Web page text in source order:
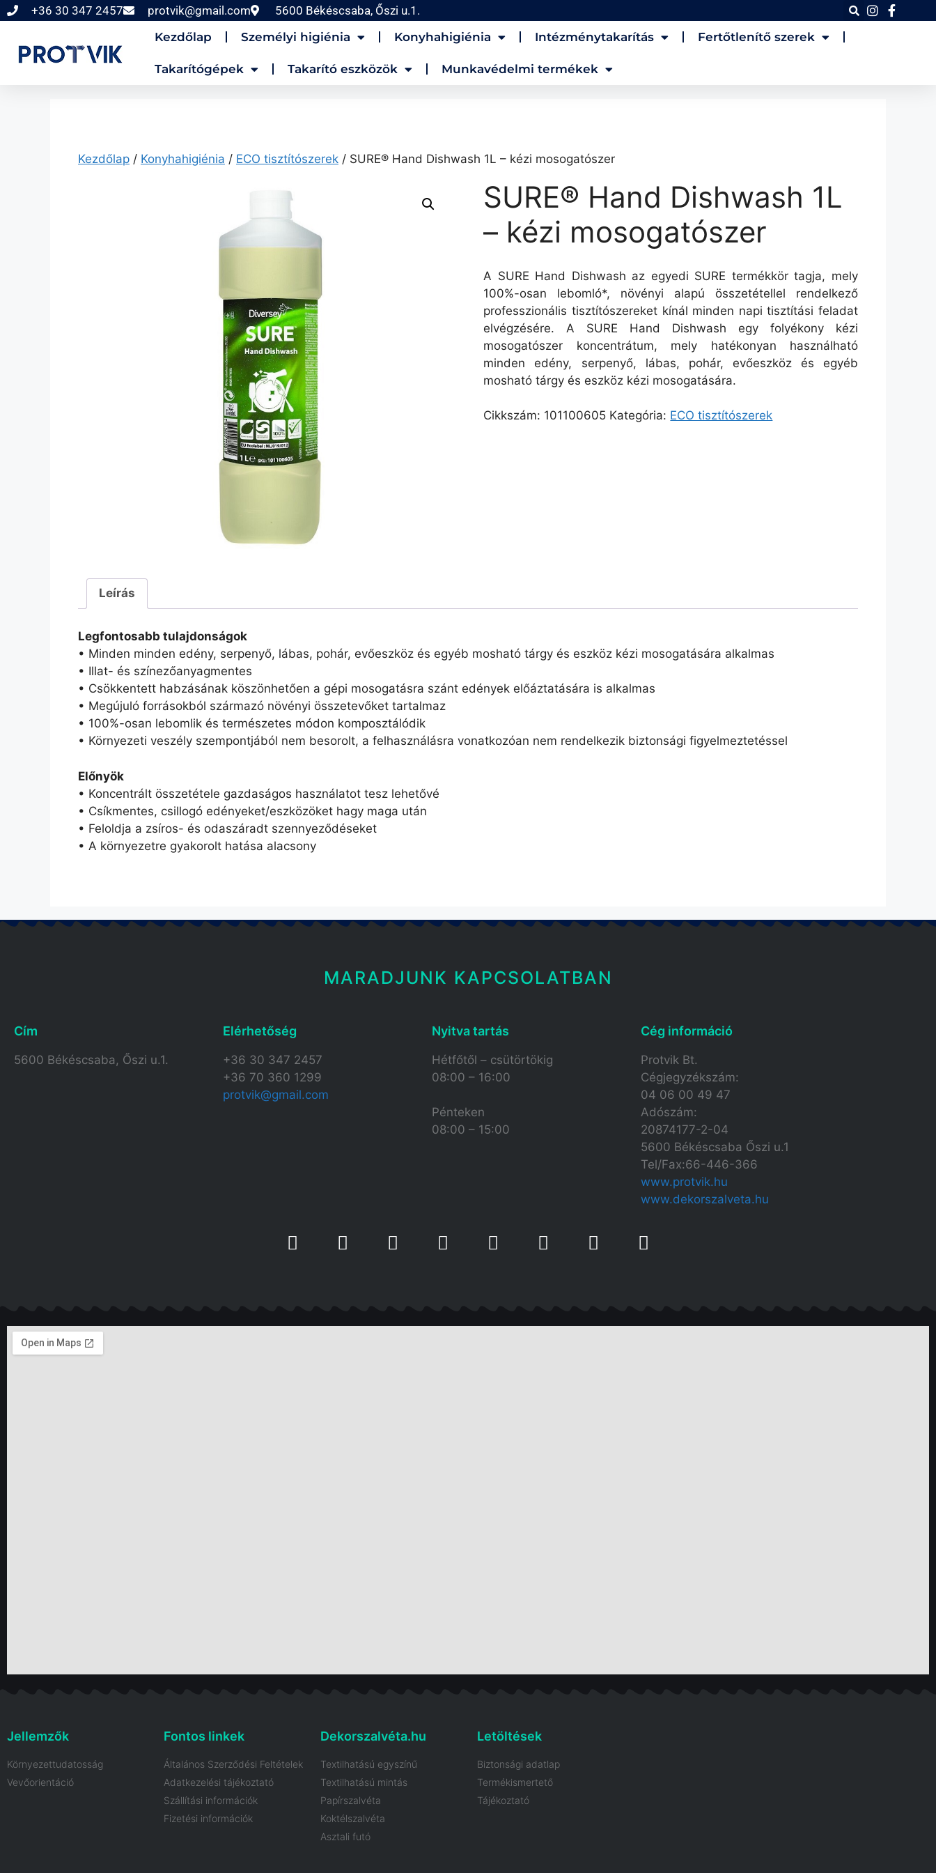
+36 30 347 2457 protvik@gmail.com
5600 Békéscsaba, Őszi u.1.
Kezdőlap
Személyi higiénia Konyhahigiénia Intézménytakarítás Fertőtlenítő szerek
Takarítógépek Takarító eszközök Munkavédelmi termékek
Kezdőlap / Konyhahigiénia / ECO tisztítószerek / SURE® Hand Dishwash 1L – kézi mosogatószer
SURE® Hand Dishwash 1L
– kézi mosogatószer
A SURE Hand Dishwash az egyedi SURE termékkör tagja, mely
100%-osan lebomló*, növényi alapú összetétellel rendelkező
professzionális tisztítószereket kínál minden napi tisztítási feladat
elvégzésére. A SURE Hand Dishwash egy folyékony kézi
mosogatószer koncentrátum, mely hatékonyan használható
minden edény, serpenyő, lábas, pohár, evőeszköz és egyéb
mosható tárgy és eszköz kézi mosogatására.
Cikkszám: 101100605 Kategória: ECO tisztítószerek
Leírás
Legfontosabb tulajdonságok
• Minden minden edény, serpenyő, lábas, pohár, evőeszköz és egyéb mosható tárgy és eszköz kézi mosogatására alkalmas
• Illat- és színezőanyagmentes
• Csökkentett habzásának köszönhetően a gépi mosogatásra szánt edények előáztatására is alkalmas
• Megújuló forrásokból származó növényi összetevőket tartalmaz
• 100%-osan lebomlik és természetes módon komposztálódik
• Környezeti veszély szempontjából nem besorolt, a felhasználásra vonatkozóan nem rendelkezik biztonsági figyelmeztetéssel
Előnyök
• Koncentrált összetétele gazdaságos használatot tesz lehetővé
• Csíkmentes, csillogó edényeket/eszközöket hagy maga után
• Feloldja a zsíros- és odaszáradt szennyeződéseket
• A környezetre gyakorolt hatása alacsony
MARADJUNK KAPCSOLATBAN
Cím
5600 Békéscsaba, Őszi u.1.
Elérhetőség​
+36 30 347 2457
+36 70 360 1299
protvik@gmail.com
Nyitva tartás​
Hétfőtől – csütörtökig
08:00 – 16:00
Pénteken
08:00 – 15:00
Cég információ
Protvik Bt.
Cégjegyzékszám:
04 06 00 49 47
Adószám:
20874177-2-04
5600 Békéscsaba Őszi u.1
Tel/Fax:66-446-366
www.protvik.hu
www.dekorszalveta.hu
Jellemzők
Környezettudatosság
Vevőorientáció
Fontos linkek
Általános Szerződési Feltételek
Adatkezelési tájékoztató
Szállítási információk
Fizetési információk
Dekorszalvéta.hu
Textilhatású egyszínű
Textilhatású mintás
Papírszalvéta
Koktélszalvéta
Asztali futó
Letöltések
Biztonsági adatlap
Termékismertető
Tájékoztató